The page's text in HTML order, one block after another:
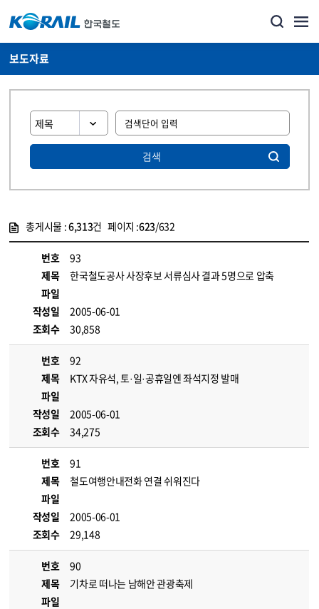
보도자료
검색
총게시물 :6,313건 페이지 :623/632
번호
93
제목
한국철도공사 사장후보 서류심사 결과 5명으로 압축
파일
작성일
2005-06-01
조회수
30,858
번호
92
제목
KTX 자유석, 토·일·공휴일엔 좌석지정 발매
파일
작성일
2005-06-01
조회수
34,275
번호
91
제목
철도여행안내전화 연결 쉬워진다
파일
작성일
2005-06-01
조회수
29,148
번호
90
제목
기차로 떠나는 남해안 관광축제
파일